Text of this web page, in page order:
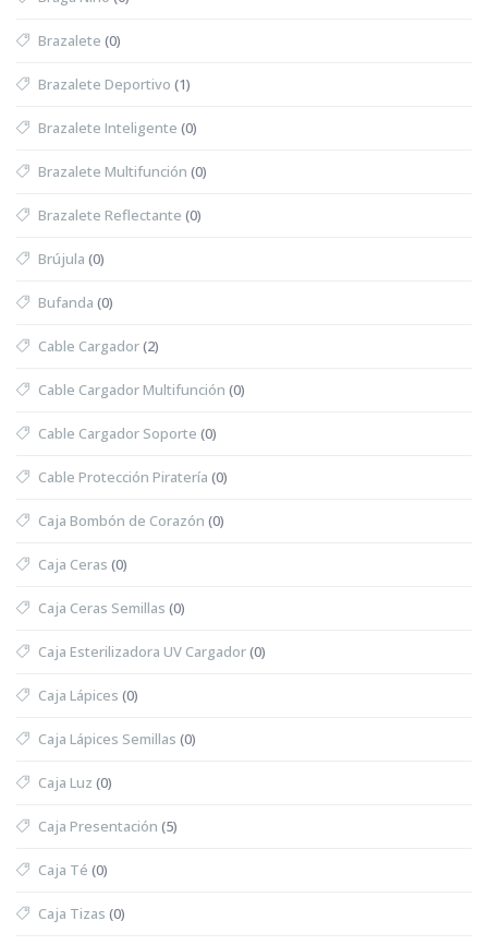
Brazalete (0)
Brazalete Deportivo (1)
Brazalete Inteligente (0)
Brazalete Multifunción (0)
Brazalete Reflectante (0)
Brújula (0)
Bufanda (0)
Cable Cargador(2)
Cable Cargador Multifunción (0)
Cable Cargador Soporte (0)
Cable Protección Piratería (0)
Caja Bombón de Corazón (0)
Caja Ceras (0)
Caja Ceras Semillas (0)
Caja Esterilizadora UV Cargador(0)
Caja Lápices (0)
Caja Lápices Semillas (0)
Caja Luz (0)
Caja Presentación (5)
Caja Té (0)
Caja Tizas (0)